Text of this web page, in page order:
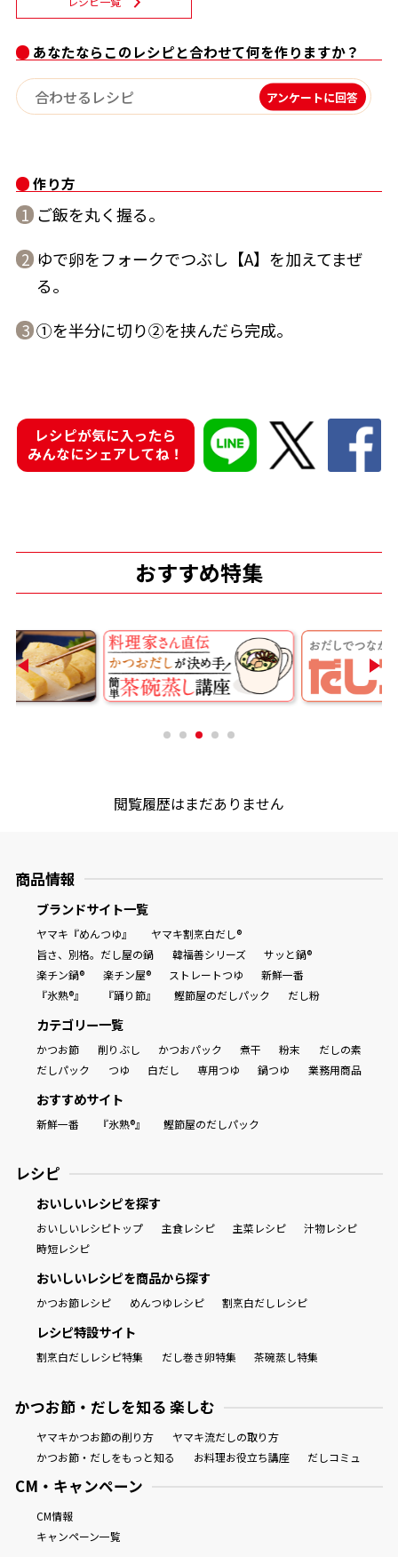
楽チン屋® ストレートつゆ
だし粉
おすすめサイト
新鮮一番
氷熟®︎
だしパック
だし巻き卵特集
かつおだしが決め手！簡単茶碗蒸し
あなたならこのレシピと合わせて何を作りますか？
アンケートに回答
作り方
1 ご飯を丸く握る。
2 ゆで卵をフォークでつぶし【A】を加えてまぜ
る。
3 ①を半分に切り②を挟んだら完成。
レシピが気に入ったら
みんなにシェアしてね！
おすすめ特集
閲覧履歴はまだありません
商品情報
ブランドサイト一覧
ヤマキ『めんつゆ』
ヤマキ割烹白だし®
旨さ、別格。だし屋の鍋
韓福善シリーズ
サッと鍋®
楽チン鍋®
楽チン屋® ストレートつゆ
新鮮一番
『氷熟®』
『踊り節』 鰹節屋のだしパック だし粉
カテゴリー一覧
かつお節 削りぶし かつおパック 煮干 粉末
だしの素
だしパック
つゆ 白だし 専用つゆ 鍋つゆ 業務用商品
おすすめサイト
新鮮一番 『氷熟®』 鰹節屋のだしパック
レシピ
おいしいレシピを探す
おいしいレシピトップ 主食レシピ 主菜レシピ
汁物レシピ
時短レシピ
おいしいレシピを商品から探す
かつお節レシピ めんつゆレシピ 割烹白だしレシピ
レシピ特設サイト
割烹白だしレシピ特集 だし巻き卵特集 茶碗蒸し特集
かつお節・だしを知る 楽しむ
ヤマキかつお節の削り方
ヤマキ流だしの取り方
かつお節・だしをもっと知る
お料理お役立ち講座 だしコミュ
CM・キャンペーン
CM情報
キャンペーン一覧